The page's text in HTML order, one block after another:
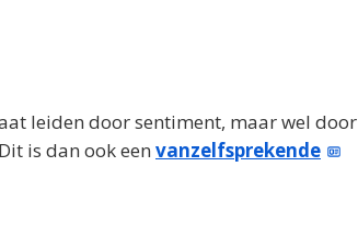
leiden door sentiment, maar wel door
is dan ook een vanzelfsprekende